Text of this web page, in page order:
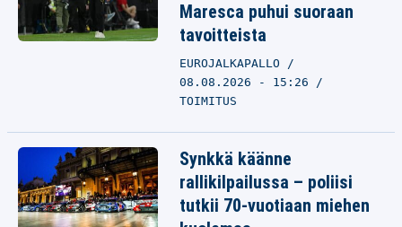
Maresca puhui suoraan
tavoitteista
EUROJALKAPALLO
08.08.2026 - 15:26
TOIMITUS
Synkkä käänne
rallikilpailussa – poliisi
tutkii 70-vuotiaan miehen